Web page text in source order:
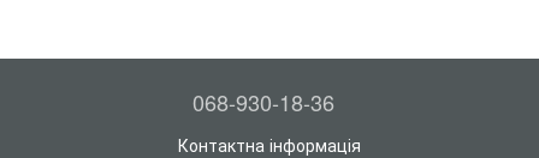
068-930-18-36
Контактна інформація